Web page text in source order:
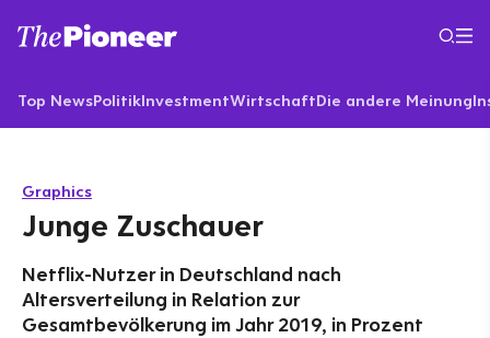
Top NewsPolitikInvestmentWirtschaftDie andere Meinung
Graphics
Junge Zuschauer
Netflix-Nutzer in Deutschland nach
Altersverteilung in Relation zur
Gesamtbevölkerung im Jahr 2019, in Prozent